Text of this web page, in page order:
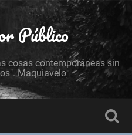
Público
cosas contemporáneas sin
Maquiavelo